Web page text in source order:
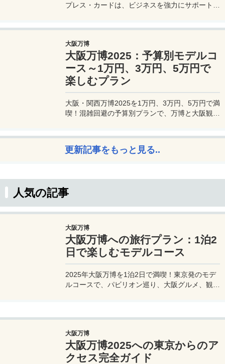
プレス・カードは、ビジネスを強力にサポートす
最適です。初年度の年会費無料も魅力。ステータ
スと実用性を兼ね備えたビジネスカードで、あな
たのビジネスをワンランクアップさせませんか？
大阪万博
大阪万博2025：予算別モデルコ
ース～1万円、3万円、5万円で
楽しむプラン
大阪・関西万博2025を1万円、3万円、5万円で満
喫！混雑回避の予算別プランで、万博と大阪観光
更新記事をもっと見る..
人気の記事
大阪万博
大阪万博への旅行プラン：1泊2
日で楽しむモデルコース
2025年大阪万博を1泊2日で満喫！東京発のモデ
ルコースで、パビリオン巡り、大阪グルメ、観光
大阪万博
大阪万博2025への東京からのア
クセス完全ガイド